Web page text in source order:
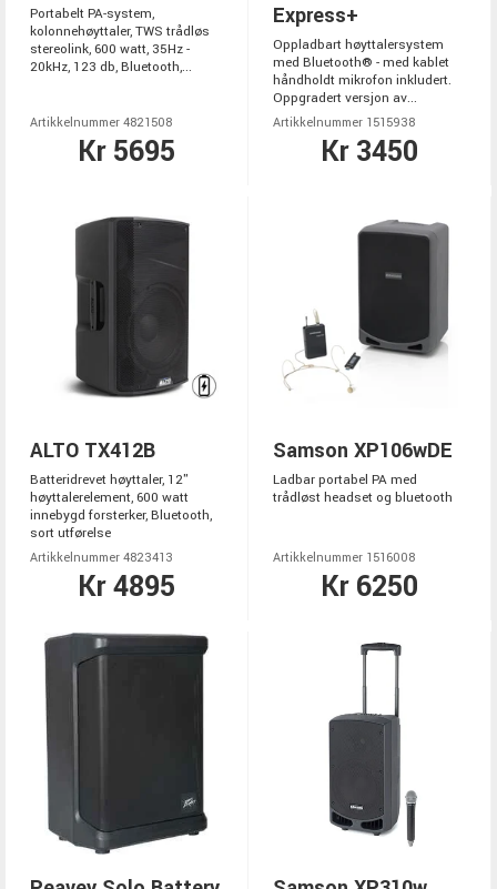
Portabelt PA-system,
kolonnehøyttaler, TWS trådløs
stereolink, 600 watt, 35Hz -
20kHz, 123 db, Bluetooth,...
Artikkelnummer 4821508
Kr 5695
Express+
Oppladbart høyttalersystem
med Bluetooth® - med kablet
håndholdt mikrofon inkludert.
Oppgradert versjon av...
Artikkelnummer 1515938
Kr 3450
ALTO TX412B
Batteridrevet høyttaler, 12"
høyttalerelement, 600 watt
innebygd forsterker, Bluetooth,
sort utførelse
Artikkelnummer 4823413
Kr 4895
Samson XP106wDE
Ladbar portabel PA med
trådløst headset og bluetooth
Artikkelnummer 1516008
Kr 6250